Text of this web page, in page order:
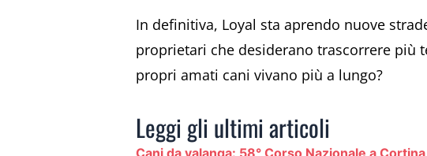
In definitiva, Loyal sta aprendo nuove
proprietari che desiderano trascorrere più
propri amati cani vivano più a lungo?
Leggi gli ultimi articoli